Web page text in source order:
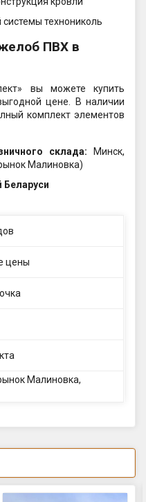
технониколь
ПВХ в
вы можете купить
цене. В наличии
комплект элементов
склада: Минск,
Малиновка)
Беларуси
цены
Малиновка,